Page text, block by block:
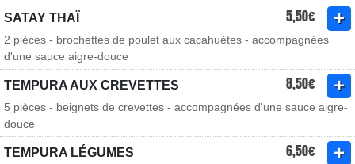
SATAY THAÏ 5,50€
2 pièces - brochettes de poulet aux cacahuètes - accompagnées
d'une sauce aigre-douce
TEMPURA AUX CREVETTES 8,50€
5 pièces - beignets de crevettes - accompagnées d'une sauce aigre-
douce
TEMPURA LÉGUMES 6,50€